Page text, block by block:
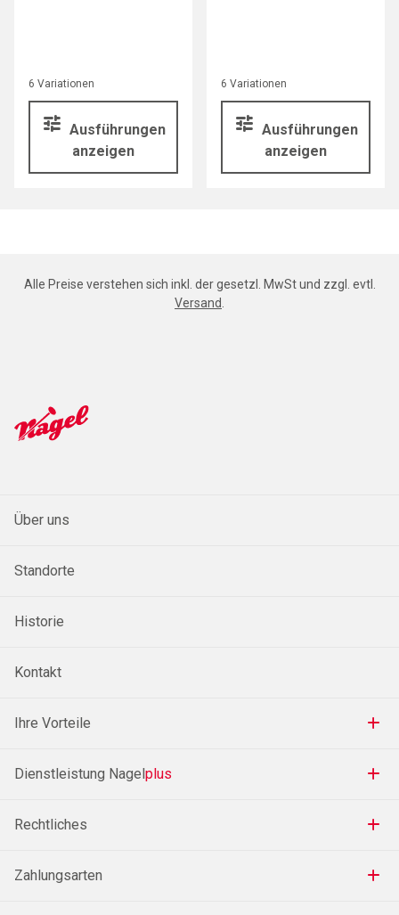
6 Variationen
Ausführungen
anzeigen
6 Variationen
Ausführungen
anzeigen
Alle Preise verstehen sich inkl. der gesetzl. MwSt und zzgl. evtl.
Versand
Über uns
Standorte
Historie
Kontakt
Ihre Vorteile
Dienstleistung Nagelplus
Rechtliches
Zahlungsarten